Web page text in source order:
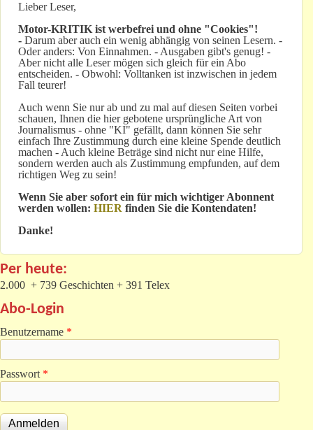
Lieber Leser,
Motor-KRITIK ist werbefrei und ohne "Cookies"!
- Darum aber auch ein wenig abhängig von seinen Lesern. -
Oder anders: Von Einnahmen. - Ausgaben gibt's genug! -
Aber nicht alle Leser mögen sich gleich für ein Abo
entscheiden. - Obwohl: Volltanken ist inzwischen in jedem
Fall teurer!
Auch wenn Sie nur ab und zu mal auf diesen Seiten vorbei
schauen, Ihnen die hier gebotene ursprüngliche Art von
Journalismus - ohne "KI" gefällt, dann können Sie sehr
einfach Ihre Zustimmung durch eine kleine Spende deutlich
machen - Auch kleine Beträge sind nicht nur eine Hilfe,
sondern werden auch als Zustimmung empfunden, auf dem
richtigen Weg zu sein!
Wenn Sie aber sofort ein für mich wichtiger Abonnent
werden wollen: HIER finden Sie die Kontendaten!
Danke!
Per heute:
2.000 + 739 Geschichten + 391 Telex
Abo-Login
Benutzername *
Passwort *